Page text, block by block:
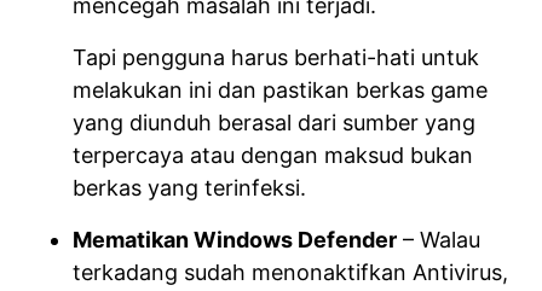
mencegah masalah ini terjadi.
Tapi pengguna harus berhati-hati untuk
melakukan ini dan pastikan berkas game
yang diunduh berasal dari sumber yang
terpercaya atau dengan maksud bukan
berkas yang terinfeksi.
Mematikan Windows Defender – Walau
terkadang sudah menonaktifkan Antivirus,